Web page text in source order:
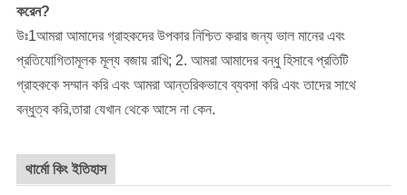
করেন?
উঃ1আমরা আমাদের গ্রাহকদের উপকার নিশ্চিত করার জন্য ভাল মানের এবং
প্রতিযোগিতামূলক মূল্য বজায় রাখি; 2. আমরা আমাদের বন্ধু হিসাবে প্রতিটি
গ্রাহককে সম্মান করি এবং আমরা আন্তরিকভাবে ব্যবসা করি এবং তাদের সাথে
বন্ধুত্ব করি,তারা যেখান থেকে আসে না কেন.
থার্মো কিং ইতিহাস